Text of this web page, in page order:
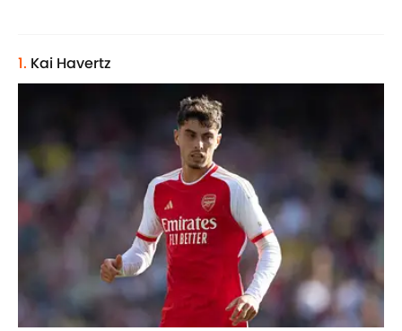
1. Kai Havertz